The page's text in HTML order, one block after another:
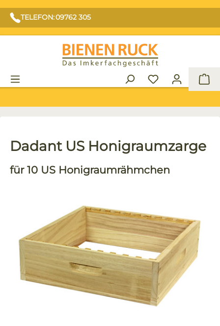
TELEFON: 09762 305
Dadant US Honigraumzarge
für 10 US Honigraumrähmchen
Bildergalerie überspringen